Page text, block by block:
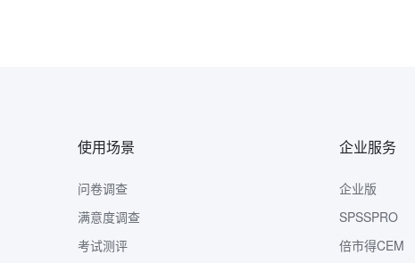
使用场景
问卷调查
满意度调查
考试测评
企业服务
企业版
SPSSPRO
倍市得CEM